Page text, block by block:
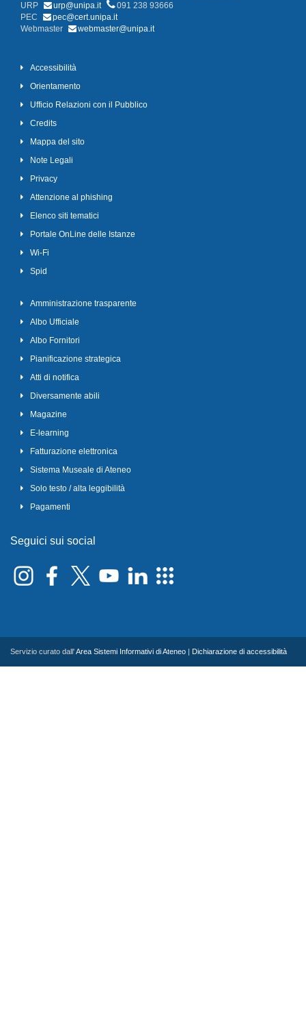
URP
urp@unipa.it
091 238 93666
PEC
pec@cert.unipa.it
Webmaster
webmaster@unipa.it
Accessibilità
Orientamento
Ufficio Relazioni con il Pubblico
Credits
Mappa del sito
Note Legali
Privacy
Attenzione al phishing
Elenco siti tematici
Portale OnLine delle Istanze
Wi-Fi
Spid
Amministrazione trasparente
Albo Ufficiale
Albo Fornitori
Pianificazione strategica
Atti di notifica
Diversamente abili
Magazine
E-learning
Fatturazione elettronica
Sistema Museale di Ateneo
Solo testo / alta leggibilità
Pagamenti
Seguici sui social
Servizio curato dall'Area Sistemi Informativi di Ateneo Dichiarazione di accessibilità